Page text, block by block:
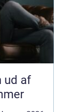
ud af